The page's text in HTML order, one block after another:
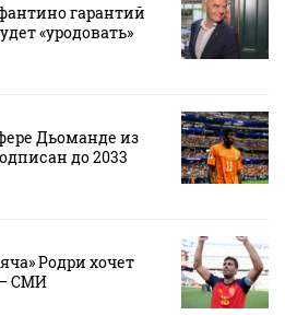
гарантий
«уродовать»
Дьоманде из
до 2033
Родри хочет
— СМИ